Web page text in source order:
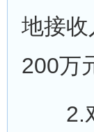
地接
200万
2.对